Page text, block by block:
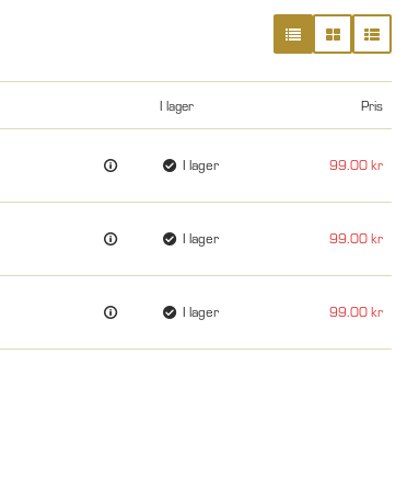
I lager Pris
I lager 99.00
I lager 99.00
I lager 99.00